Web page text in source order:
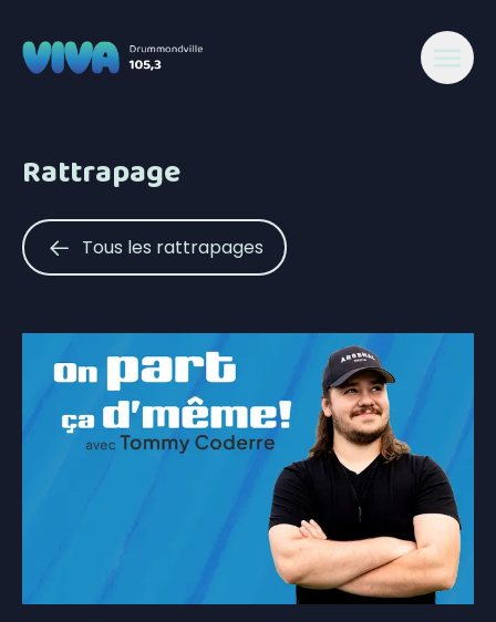
Rattrapage
Tous les rattrapages